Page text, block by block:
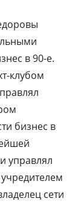
в 90-е.
клубом
бизнес в
управлял
сети